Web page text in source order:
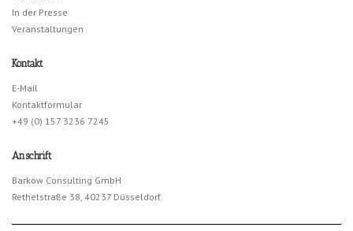
In der Presse
Veranstaltungen
Kontakt
E-Mail
Kontaktformular
+49 (0) 157 3236 7245
Anschrift
Barkow Consulting GmbH
Rethelstraße 38, 40237 Düsseldorf